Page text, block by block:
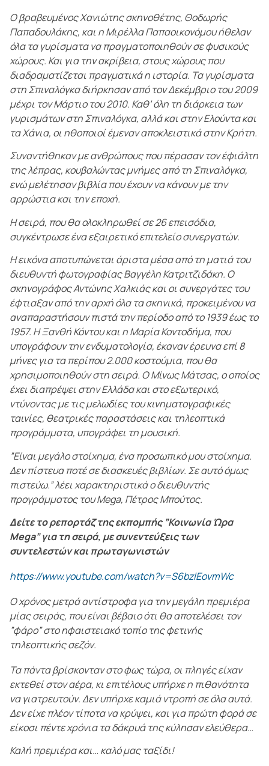
Ο βραβευμένος Χανιώτης σκηνοθέτης, Θοδωρής
Παπαδουλάκης, και η Μιρέλλα Παπαοικονόμου ήθελαν
όλα τα γυρίσματα να πραγματοποιηθούν σε φυσικούς
χώρους. Και για την ακρίβεια, στους χώρους που
διαδραματίζεται πραγματικά η ιστορία. Τα γυρίσματα
στη Σπιναλόγκα διήρκησαν από τον Δεκέμβριο του 2009
μέχρι τον Μάρτιο του 2010. Καθ’ όλη τη διάρκεια των
γυρισμάτων στη Σπιναλόγκα, αλλά και στην Ελούντα και
τα Χάνια, οι ηθοποιοί έμεναν αποκλειστικά στην Κρήτη.
Συναντήθηκαν με ανθρώπους που πέρασαν τον έφιάλτη
της λέπρας, κουβαλώντας μνήμες από τη Σπιναλόγκα,
ενώ μελέτησαν βιβλία που έχουν να κάνουν με την
αρρώστια και την εποχή.
Η σειρά, που θα ολοκληρωθεί σε 26 επεισόδια,
συγκέντρωσε ένα εξαιρετικό επιτελείο συνεργατών.
Η εικόνα αποτυπώνεται άριστα μέσα από τη ματιά του
διευθυντή φωτογραφίας Βαγγέλη Κατριτζιδάκη. Ο
σκηνογράφος Αντώνης Χαλκιάς και οι συνεργάτες του
έφτιαξαν από την αρχή όλα τα σκηνικά, προκειμένου να
αναπαραστήσουν πιστά την περίοδο από το 1939 έως το
1957. Η Ξανθή Κόντου και η Μαρία Κοντοδήμα, που
υπογράφουν την ενδυματολογία, έκαναν έρευνα επί 8
μήνες για τα περίπου 2.000 κοστούμια, που θα
χρησιμοποιηθούν στη σειρά. Ο Μίνως Μάτσας, ο οποίος
έχει διαπρέψει στην Ελλάδα και στο εξωτερικό,
ντύνοντας με τις μελωδίες του κινηματογραφικές
ταινίες, θεατρικές παραστάσεις και τηλεοπτικά
προγράμματα, υπογράφει τη μουσική.
”Είναι μεγάλο στοίχημα, ένα προσωπικό μου στοίχημα.
Δεν πίστευα ποτέ σε διασκευές βιβλίων. Σε αυτό όμως
πιστεύω.” λέει χαρακτηριστικά ο διευθυντής
προγράμματος του Mega, Πέτρος Μπούτος.
Δείτε το ρεπορτάζ της εκπομπής ”Κοινωνία Ώρα
Mega” για τη σειρά, με συνεντεύξεις των
συντελεστών και πρωταγωνιστών
https://www.youtube.com/watch?v=S6bzlEovmWc
Ο χρόνος μετρά αντίστροφα για την μεγάλη πρεμιέρα
μίας σειράς, που είναι βέβαιο ότι θα αποτελέσει τον
”φάρο” στο ηφαιστειακό τοπίο της φετινής
τηλεοπτικής σεζόν.
Τα πάντα βρίσκονταν στο φως τώρα, οι πληγές είχαν
εκτεθεί στον αέρα, κι επιτέλους υπήρχε η πιθανότητα
να γιατρευτούν. Δεν υπήρχε καμιά ντροπή σε όλα αυτά.
Δεν είχε πλέον τίποτα να κρύψει, και για πρώτη φορά σε
είκοσι πέντε χρόνια τα δάκρυά της κύλησαν ελεύθερα…
Καλή πρεμιέρα και… καλό μας ταξίδι!